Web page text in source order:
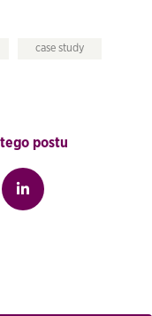
case study
postu